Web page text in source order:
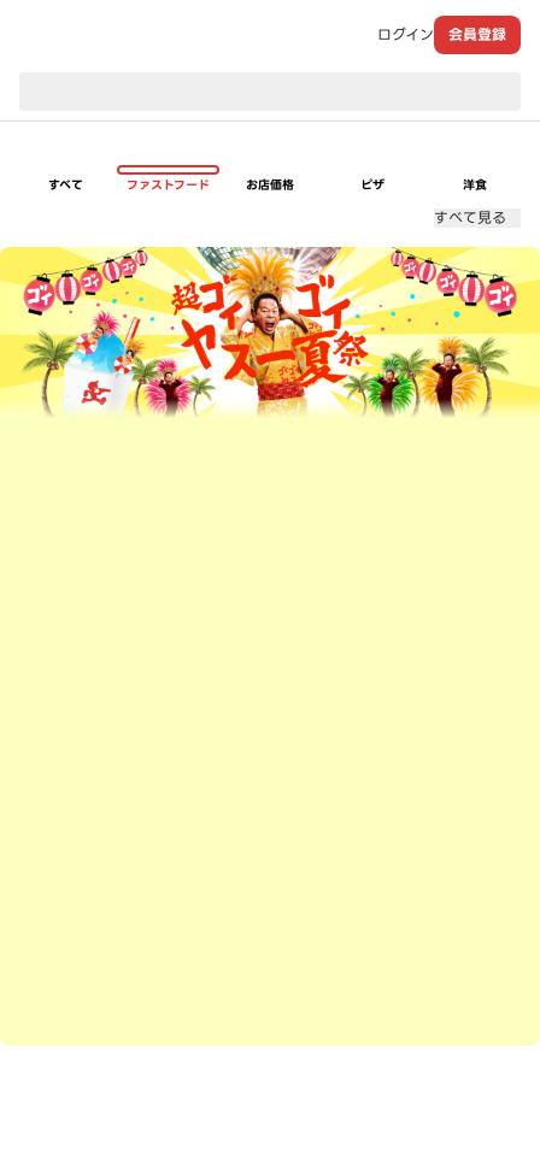
ログイン 会員登録
すべて ファストフード お店価格 ピザ 洋食
すべて見る
超ゴイゴイヤスー夏祭